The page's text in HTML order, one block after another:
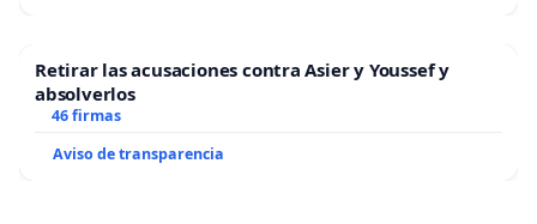
Retirar las acusaciones contra Asier y Youssef y
absolverlos
46 firmas
Aviso de transparencia